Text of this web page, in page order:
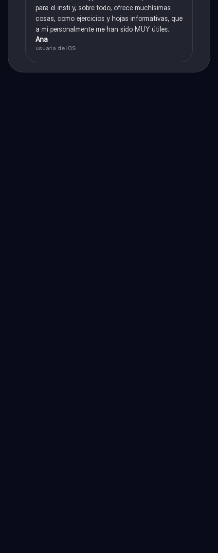
para el insti y, sobre todo, ofrece muchísimas
cosas, como ejercicios y hojas informativas, que
a mí personalmente me han sido MUY útiles.
Ana
usuaria de iOS